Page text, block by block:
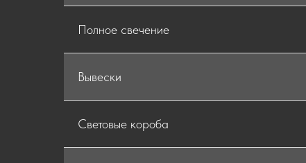
Полное свечение
Вывески
Световые короба